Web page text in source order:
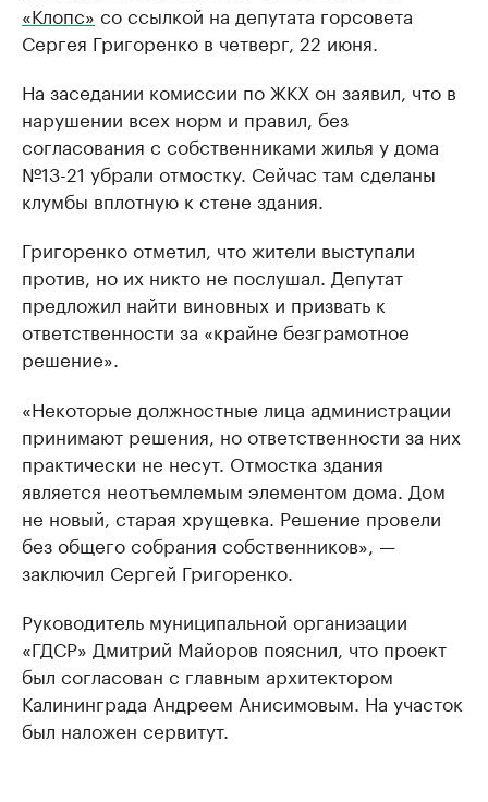
«Клопс» со ссылкой на депутата горсовета
Сергея Григоренко в четверг, 22 июня.
На заседании комиссии по ЖКХ он заявил, что в
нарушении всех норм и правил, без
согласования с собственниками жилья у дома
№13-21 убрали отмостку. Сейчас там сделаны
клумбы вплотную к стене здания.
Григоренко отметил, что жители выступали
против, но их никто не послушал. Депутат
предложил найти виновных и призвать к
ответственности за «крайне безграмотное
решение».
«Некоторые должностные лица администрации
принимают решения, но ответственности за них
практически не несут. Отмостка здания
является неотъемлемым элементом дома. Дом
не новый, старая хрущевка. Решение провели
без общего собрания собственников», —
заключил Сергей Григоренко.
Руководитель муниципальной организации
«ГДСР» Дмитрий Майоров пояснил, что проект
был согласован с главным архитектором
Калининграда Андреем Анисимовым. На участок
был наложен сервитут.